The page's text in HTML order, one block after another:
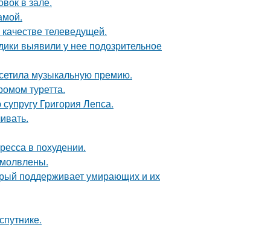
телеведущей.
выявили у нее подозрительное
музыкальную премию.
туретта.
Григория Лепса.
в похудении.
поддерживает умирающих и их